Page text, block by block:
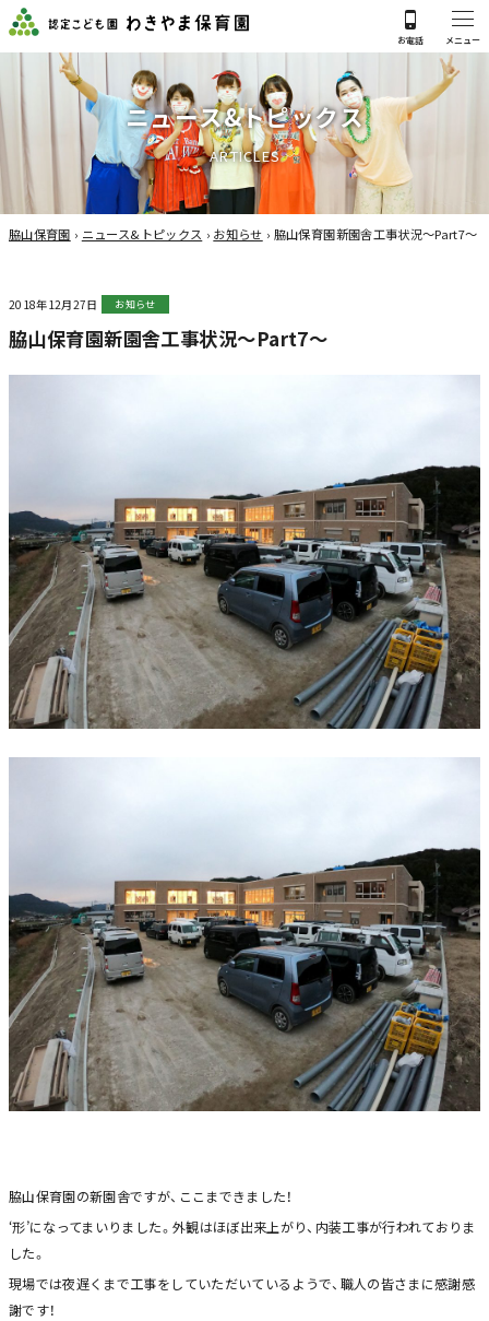
ニュース&トピックス
ARTICLES
脇山保育園 › ニュース&トピックス › お知らせ › 脇山保育園新園舎工事状況～Part7～
2018年12月27日 お知らせ
脇山保育園新園舎工事状況～Part7～
脇山保育園の新園舎ですが、ここまできました！
‘形’になってまいりました。外観はほぼ出来上がり、内装工事が行われておりま
した。
現場では夜遅くまで工事をしていただいているようで、職人の皆さまに感謝感
謝です！